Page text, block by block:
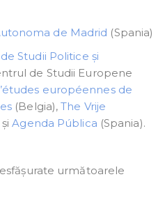
de Madrid (Spania)
Studii Politice și
de Studii Europene
européennes de
(Belgia),The Vrije
șiAgenda Pública (Spania).
următoarele